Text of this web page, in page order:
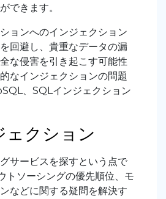
できます。
ョンへのインジェクション
回避し、貴重なデータの漏
な侵害を引き起こす可能性
なインジェクションの問題
、SQLインジェクション
ェクション
サービスを探すという点で
トソーシングの優先順位、モ
などに関する疑問を解決す